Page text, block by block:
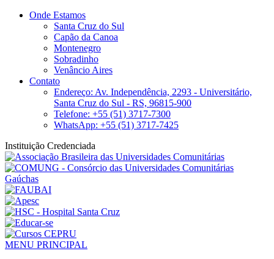
Onde Estamos
Santa Cruz do Sul
Capão da Canoa
Montenegro
Sobradinho
Venâncio Aires
Contato
Endereço: Av. Independência, 2293 - Universitário,
Santa Cruz do Sul - RS, 96815-900
Telefone: +55 (51) 3717-7300
WhatsApp: +55 (51) 3717-7425
Instituição Credenciada
MENU PRINCIPAL